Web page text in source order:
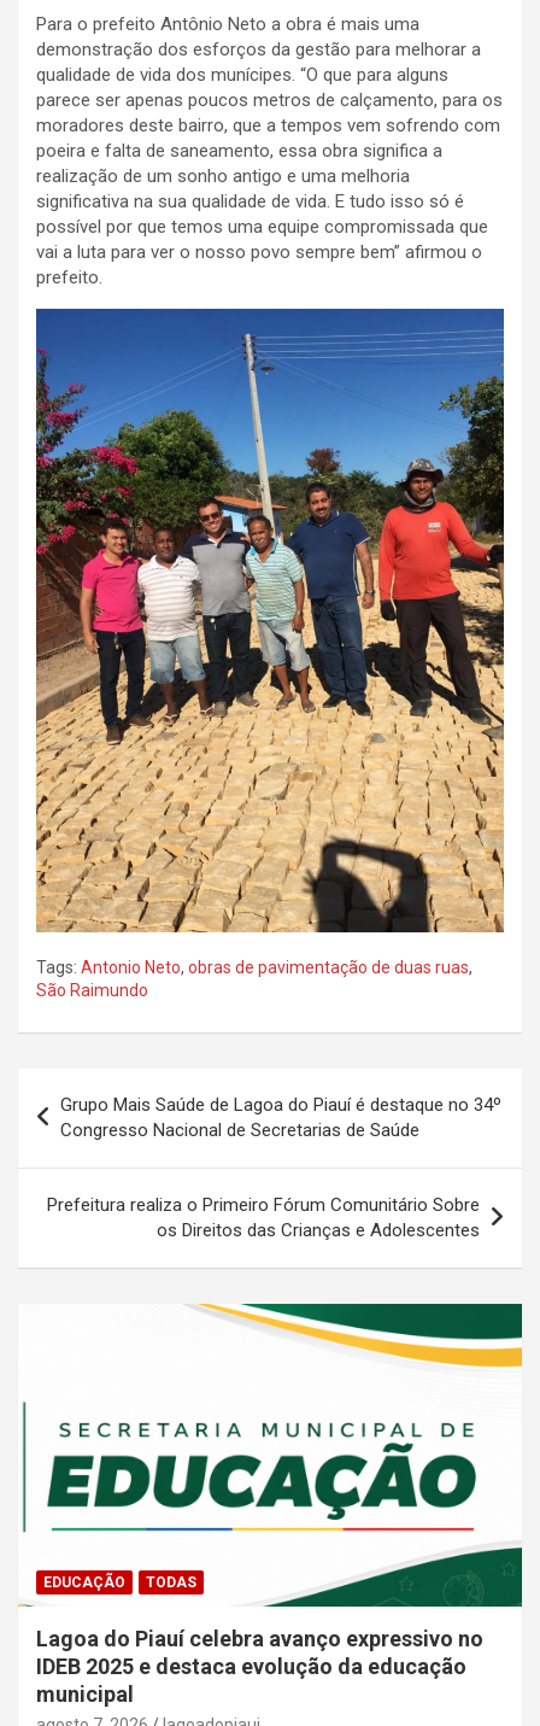
Para o prefeito Antônio Neto a obra é mais uma
demonstração dos esforços da gestão para melhorar a
qualidade de vida dos munícipes. “O que para alguns
parece ser apenas poucos metros de calçamento, para os
moradores deste bairro, que a tempos vem sofrendo com
poeira e falta de saneamento, essa obra significa a
realização de um sonho antigo e uma melhoria
significativa na sua qualidade de vida. E tudo isso só é
possível por que temos uma equipe compromissada que
vai a luta para ver o nosso povo sempre bem” afirmou o
prefeito.
Tags: Antonio Neto, obras de pavimentação de duas ruas,
São Raimundo
de
Post
Grupo Mais Saúde de Lagoa do Piauí é destaque no 34º
Congresso Nacional de Secretarias de Saúde
Prefeitura realiza o Primeiro Fórum Comunitário Sobre
os Direitos das Crianças e Adolescentes
EDUCAÇÃO TODAS
Lagoa do Piauí celebra avanço expressivo no
IDEB 2025 e destaca evolução da educação
municipal